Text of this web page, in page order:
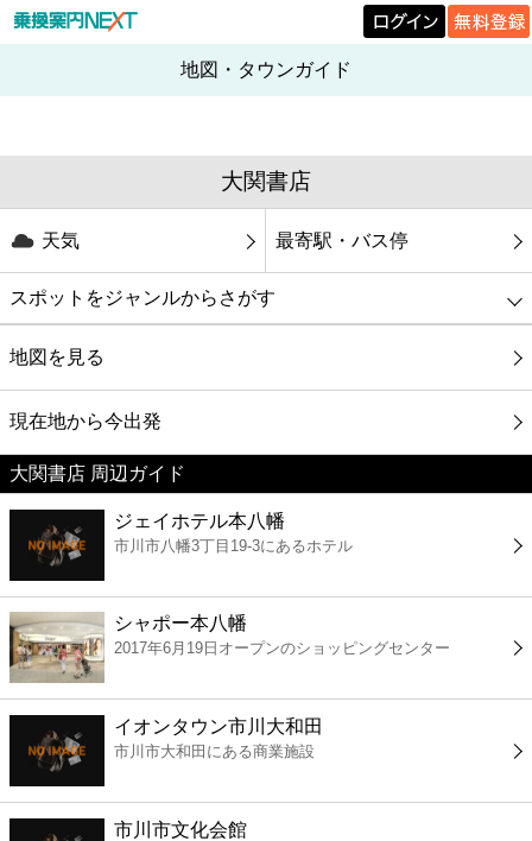
地図・タウンガイド
大関書店
天気 最寄駅・バス停
スポットをジャンルからさがす
グルメ
映画
美容
コンビニ
薬局
スーパー
エンタメ
レジャー
地図を見る
現在地から今出発
大関書店 周辺ガイド
ジェイホテル本八幡
市川市八幡3丁目19-3にあるホテル
シャポー本八幡
2017年6月19日オープンのショッピングセンター
イオンタウン市川大和田
市川市大和田にある商業施設
市川市文化会館